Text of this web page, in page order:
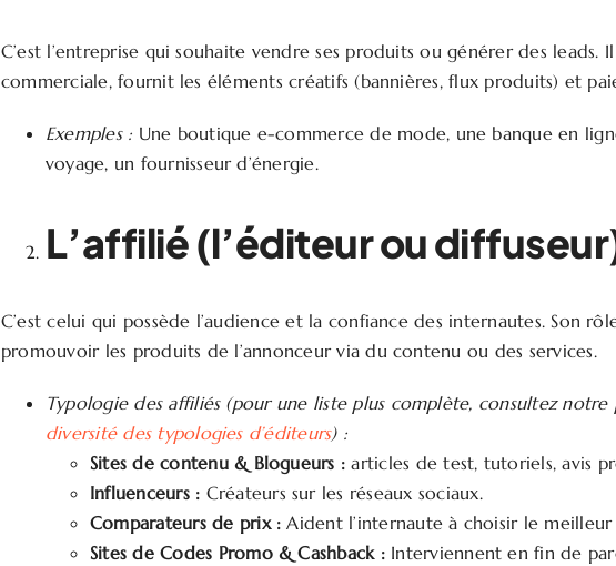
C’est l’entreprise qui souhaite vendre ses produits ou générer des leads.
commerciale, fournit les éléments créatifs (bannières, flux produits) et
Exemples : Une boutique e-commerce de mode, une banque en
voyage, un fournisseur d’énergie.
L’affilié (l’éditeur ou
C’est celui qui possède l’audience et la confiance des internautes. Son
promouvoir les produits de l’annonceur via du contenu ou des services.
Typologie des affiliés (pour une liste plus complète, consultez notre
diversité des typologies d’éditeurs) :
Sites de contenu & Blogueurs : articles de test, tutoriels, avis
Influenceurs : Créateurs sur les réseaux sociaux.
Comparateurs de prix : Aident l’internaute à choisir le
Sites de Codes Promo & Cashback :Interviennent en fin de